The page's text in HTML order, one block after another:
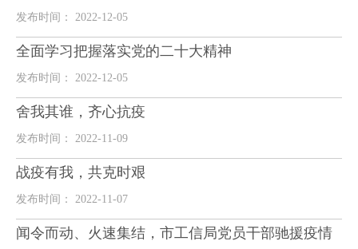
发布时间： 2022-12-05
全面学习把握落实党的二十大精神
发布时间： 2022-12-05
舍我其谁，齐心抗疫
发布时间： 2022-11-09
战疫有我，共克时艰
发布时间： 2022-11-07
闻令而动、火速集结，市工信局党员干部驰援疫情